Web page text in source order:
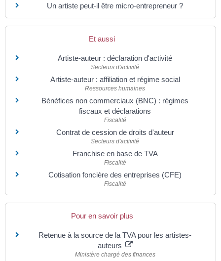
Un artiste peut-il être micro-entrepreneur ?
Et aussi
Artiste-auteur : déclaration d'activité
Secteurs d'activité
Artiste-auteur : affiliation et régime social
Ressources humaines
Bénéfices non commerciaux (BNC) : régimes
fiscaux et déclarations
Fiscalité
Contrat de cession de droits d'auteur
Secteurs d'activité
Franchise en base de TVA
Fiscalité
Cotisation foncière des entreprises (CFE)
Fiscalité
Pour en savoir plus
Retenue à la source de la TVA pour les artistes-
auteurs
Ministère chargé des finances